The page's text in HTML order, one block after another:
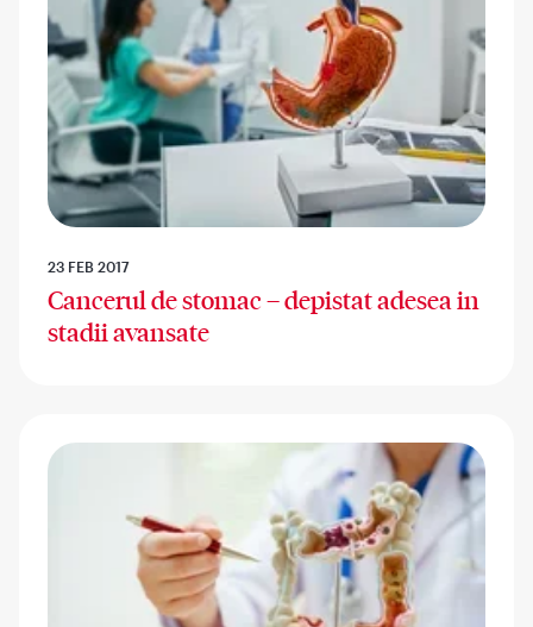
23 FEB 2017
Cancerul de stomac – depistat adesea in
stadii avansate